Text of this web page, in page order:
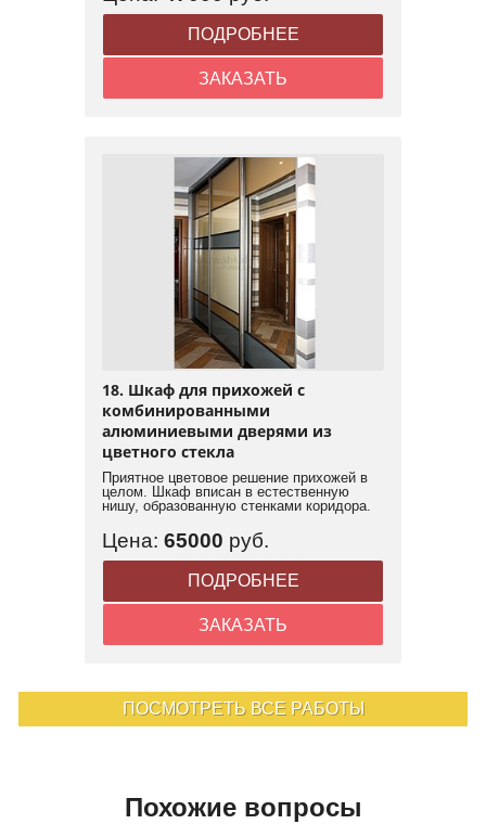
ПОДРОБНЕЕ
ЗАКАЗАТЬ
18. Шкаф для прихожей с
комбинированными
алюминиевыми дверями из
цветного стекла
Приятное цветовое решение прихожей в
целом. Шкаф вписан в естественную
нишу, образованную стенками коридора.
Цена: 65000 руб.
ПОДРОБНЕЕ
ЗАКАЗАТЬ
ПОСМОТРЕТЬ ВСЕ РАБОТЫ
Похожие вопросы